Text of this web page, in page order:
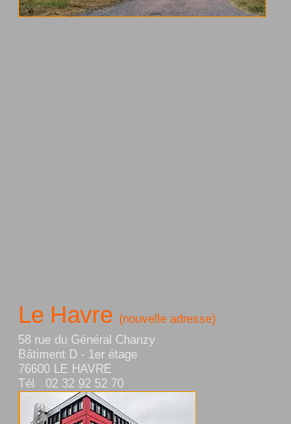
Le Havre (nouvelle adresse)
58 rue du Général Chanzy
Bâtiment D - 1er étage
76600 LE HAVRE
Tél 02 32 92 52 70